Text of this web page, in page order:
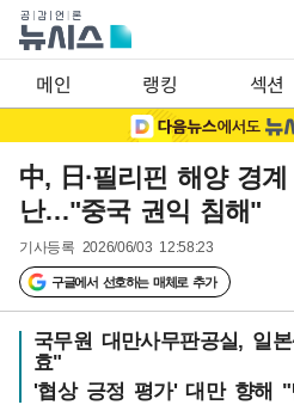
메인 랭킹 섹션
中, 日·필리핀 해양 경
난…"중국 권익 침해"
기사등록 2026/06/03 12:58:23
구글에서 선호하는 매체로 추가
국무원 대만사무판공실, 일
효"
'협상 긍정 평가' 대만 향해